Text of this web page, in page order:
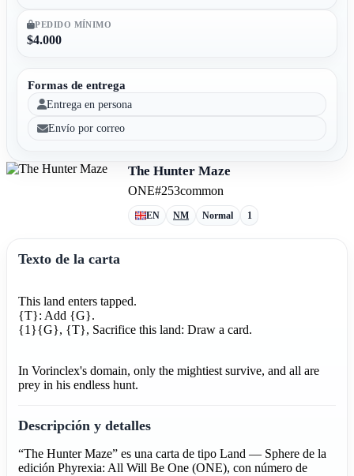
PEDIDO MÍNIMO
$4.000
Formas de entrega
Entrega en persona
Envío por correo
The Hunter Maze
ONE#253common
EN NM Normal 1
Texto de la carta
This land enters tapped.
{T}: Add {G}.
{1}{G}, {T}, Sacrifice this land: Draw a card.
In Vorinclex's domain, only the mightiest survive, and all are
prey in his endless hunt.
Descripción y detalles
“The Hunter Maze” es una carta de tipo Land — Sphere de la
edición Phyrexia: All Will Be One (ONE), con número de